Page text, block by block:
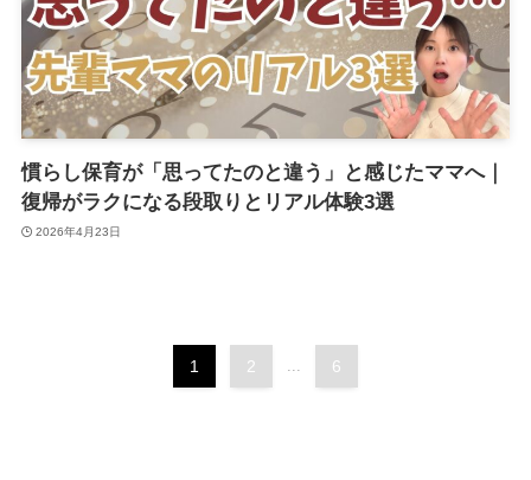
慣らし保育が「思ってたのと違う」と感じたママへ｜
復帰がラクになる段取りとリアル体験3選
2026年4月23日
1 2 ... 6